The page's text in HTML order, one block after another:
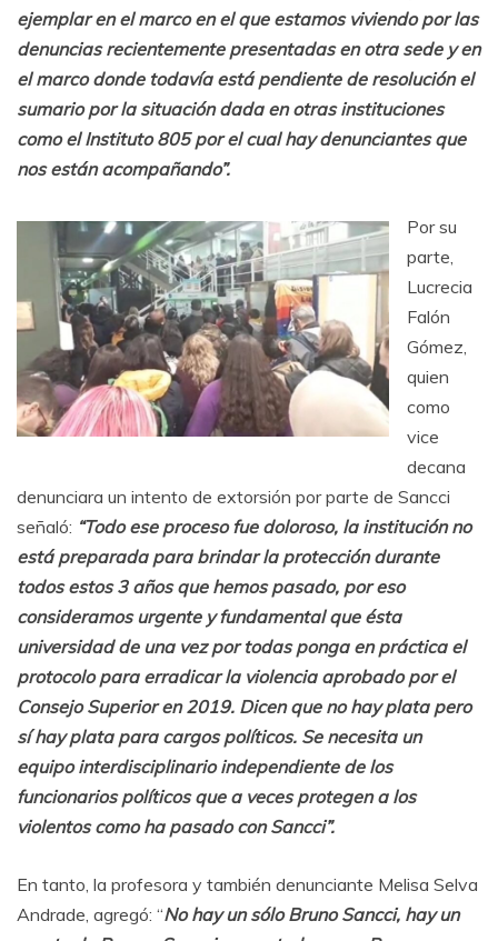
ejemplar en el marco en el que estamos viviendo por las
denuncias recientemente presentadas en otra sede y en
el marco donde todavía está pendiente de resolución el
sumario por la situación dada en otras instituciones
como el Instituto 805 por el cual hay denunciantes que
nos están acompañando”.
Por su
parte,
Lucrecia
Falón
Gómez,
quien
como
vice
decana
denunciara un intento de extorsión por parte de Sancci
señaló: “Todo ese proceso fue doloroso, la institución no
está preparada para brindar la protección durante
todos estos 3 años que hemos pasado, por eso
consideramos urgente y fundamental que ésta
universidad de una vez por todas ponga en práctica el
protocolo para erradicar la violencia aprobado por el
Consejo Superior en 2019. Dicen que no hay plata pero
sí hay plata para cargos políticos. Se necesita un
equipo interdisciplinario independiente de los
funcionarios políticos que a veces protegen a los
violentos como ha pasado con Sancci”.
En tanto, la profesora y también denunciante Melisa Selva
Andrade, agregó: “No hay un sólo Bruno Sancci, hay un